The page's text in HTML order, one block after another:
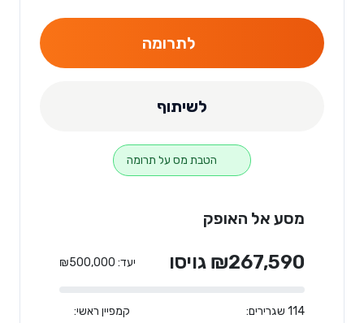
לתרומה
לשיתוף
הטבת מס על תרומה
מסע אל האופק
₪267,590 גויסו יעד: ₪500,000
114 שגרירים: קמפיין ראשי: